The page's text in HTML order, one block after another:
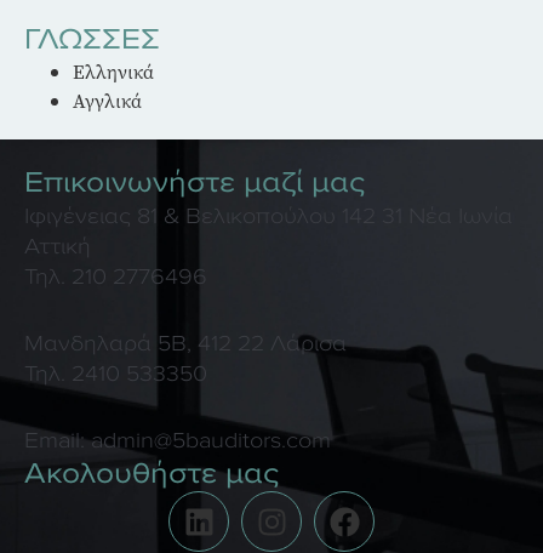
ΓΛΩΣΣΕΣ
Ελληνικά
Αγγλικά
Επικοινωνήστε μαζί μας
Ιφιγένειας 81 & Βελικοπούλου 142 31 Νέα Ιωνία
Αττική
Τηλ. 210 2776496
Μανδηλαρά 5B, 412 22 Λάρισα
Τηλ. 2410 533350
Email:admin@5bauditors.com
Ακολουθήστε μας